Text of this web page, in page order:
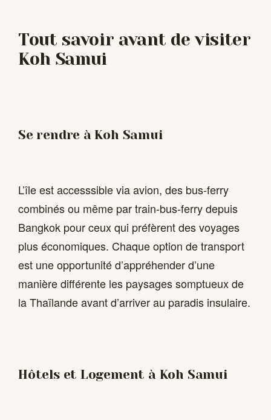
Tout savoir avant de visiter
Koh Samui
Se rendre à Koh Samui
L’île est accesssible via avion, des bus-ferry
combinés ou même par train-bus-ferry depuis
Bangkok pour ceux qui préfèrent des voyages
plus économiques. Chaque option de transport
est une opportunité d’appréhender d’une
manière différente les paysages somptueux de
la Thaïlande avant d’arriver au paradis insulaire.
Hôtels et Logement à Koh Samui